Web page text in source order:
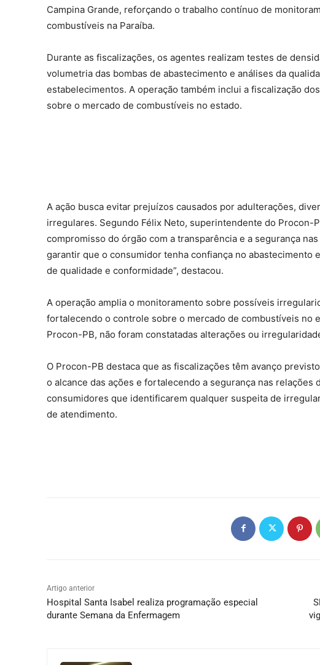
Campina Grande, reforçando o trabalho contínuo de
combustíveis na Paraíba.
Durante as fiscalizações, os agentes realizam testes de
volumetria das bombas de abastecimento e análises da
estabelecimentos. A operação também inclui a fiscalização
sobre o mercado de combustíveis no estado.
A ação busca evitar prejuízos causados por adulterações,
irregulares. Segundo Félix Neto, superintendente do Procon-
compromisso do órgão com a transparência e a segurança
garantir que o consumidor tenha confiança no abastecimento
de qualidade e conformidade”, destacou.
A operação amplia o monitoramento sobre possíveis
fortalecendo o controle sobre o mercado de combustíveis no
Procon-PB, não foram constatadas alterações ou
O Procon-PB destaca que as fiscalizações têm avanço
o alcance das ações e fortalecendo a segurança nas relações
consumidores que identificarem qualquer suspeita de
de atendimento.
Artigo anterior
Hospital Santa Isabel realiza programação especial
durante Semana da Enfermagem